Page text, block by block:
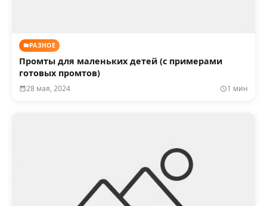
РАЗНОЕ
Промты для маленьких детей (с примерами
готовых промтов)
28 мая, 2024 1 мин